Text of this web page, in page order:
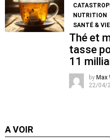
NUTRITION
SANTÉ & VIE
Thé et
tasse
11
by Max
22/04/
A VOIR